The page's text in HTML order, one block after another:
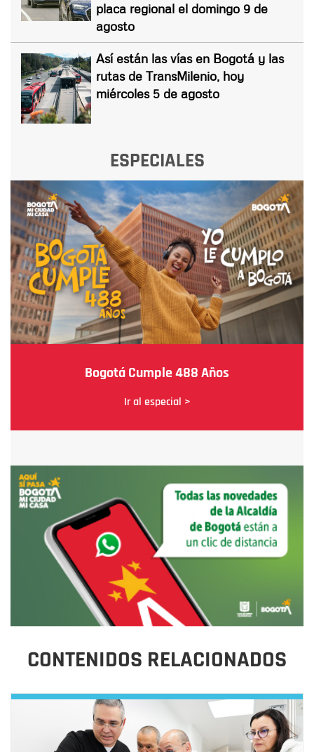
placa regional el domingo 9 de
agosto
Así están las vías en Bogotá y las
rutas de TransMilenio, hoy
miércoles 5 de agosto
ESPECIALES
Bogotá Cumple 488 Años
Ir al especial >
CONTENIDOS RELACIONADOS